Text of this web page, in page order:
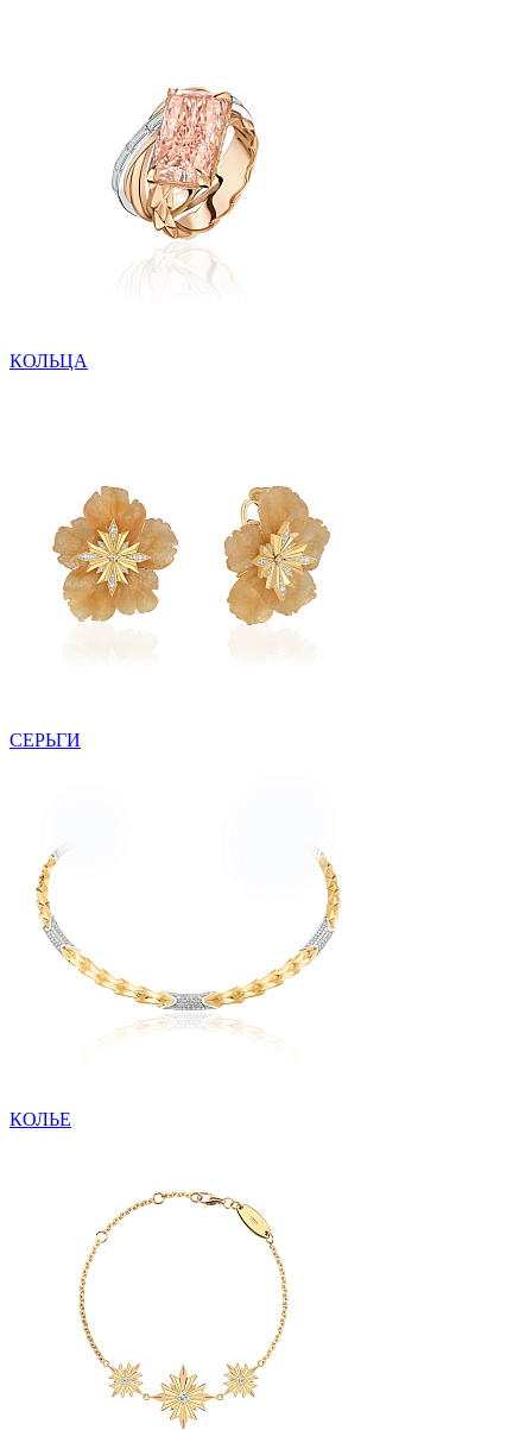
КОЛЬЦА
СЕРЬГИ
КОЛЬЕ